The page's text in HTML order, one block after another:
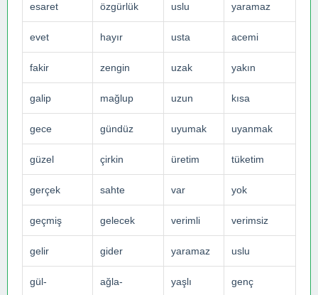
esaret özgürlük uslu yaramaz
evet hayır usta acemi
fakir zengin uzak yakın
galip mağlup uzun kısa
gece gündüz uyumak uyanmak
güzel çirkin üretim tüketim
gerçek sahte var yok
geçmiş gelecek verimli verimsiz
gelir gider yaramaz uslu
gül- ağla- yaşlı genç